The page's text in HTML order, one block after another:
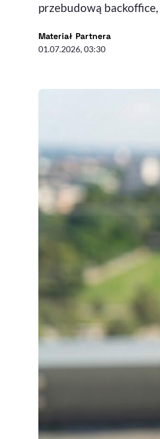
przebudową
Materiał Partnera- autor
01.07.2026, 03:30